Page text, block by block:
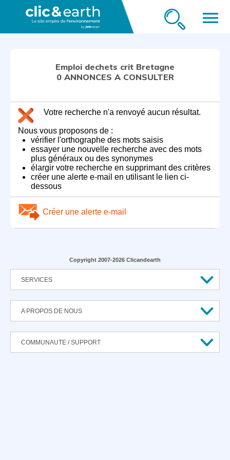
menu
Emploi dechets crit Bretagne
0 ANNONCES A CONSULTER
Votre recherche n'a renvoyé aucun résultat.
Nous vous proposons de :
vérifier l'orthographe des mots saisis
essayer une nouvelle recherche avec des mots
plus généraux ou des synonymes
élargir votre recherche en supprimant des critères
créer une alerte e-mail en utilisant le lien ci-
dessous
Créer une alerte e-mail
Copyright 2007-2026 Clicandearth
SERVICES
A PROPOS DE NOUS
COMMUNAUTE / SUPPORT